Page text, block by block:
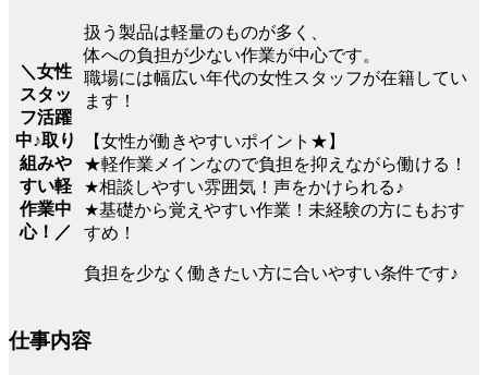
＼女性
スタッ
フ活躍
中♪取り
組みや
すい軽
作業中
心！／
扱う製品は軽量のものが多く、
体への負担が少ない作業が中心です。
職場には幅広い年代の女性スタッフが在籍してい
ます！
【女性が働きやすいポイント★】
★軽作業メインなので負担を抑えながら働ける！
★相談しやすい雰囲気！声をかけられる♪
★基礎から覚えやすい作業！未経験の方にもおす
すめ！
負担を少なく働きたい方に合いやすい条件です♪
仕事内容